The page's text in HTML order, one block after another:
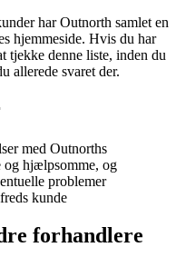
har Outnorth samlet en
hjemmeside. Hvis du har
tjekke denne liste, inden du
allerede svaret der.
med Outnorths
og hjælpsomme, og
problemer
kunde
forhandlere